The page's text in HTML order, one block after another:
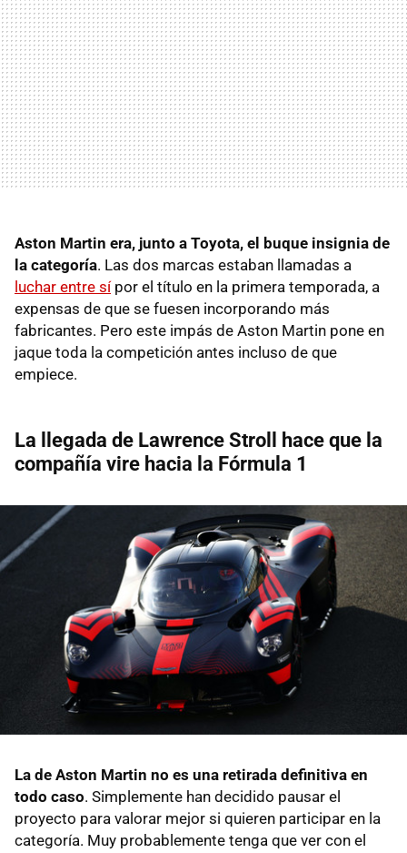
Aston Martin era, junto a Toyota, el buque insignia de
la categoría. Las dos marcas estaban llamadas a
luchar entre sípor el título en la primera temporada, a
expensas de que se fuesen incorporando más
fabricantes. Pero este impás de Aston Martin pone en
jaque toda la competición antes incluso de que
empiece.
La llegada de Lawrence Stroll hace que la
compañía vire hacia la Fórmula 1
La de Aston Martin no es una retirada definitiva en
todo caso. Simplemente han decidido pausar el
proyecto para valorar mejor si quieren participar en la
categoría. Muy probablemente tenga que ver con el